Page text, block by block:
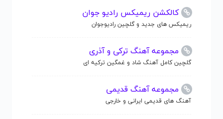
کالکشن ریمیکس رادیو جوان
ریمیکس های جدید و گلچین رادیوجوان
مجموعه آهنگ ترکی و آذری
گلچین کامل آهنگ شاد و غمگین ترکیه ای
مجموعه آهنگ قدیمی
آهنگ های قدیمی ایرانی و خارجی